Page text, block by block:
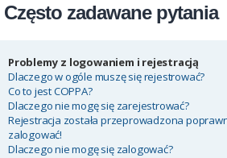
Często zadawane pytania
Problemy z logowaniem i rejestracją
Dlaczego w ogóle muszę się rejestrować?
Co to jest COPPA?
Dlaczego nie mogę się zarejestrować?
Rejestracja została przeprowadzona
zalogować!
Dlaczego nie mogę się zalogować?